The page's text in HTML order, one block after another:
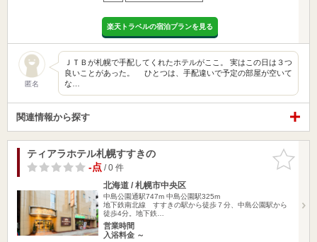
楽天トラベルの宿泊プランを見る
匿名
ＪＴＢが札幌で手配してくれたホテルがここ。 実はこの日は３つ
良いことがあった。 ひとつは、手配違いで予定の部屋が空いて
な…
関連情報から探す
お気に入
りに追加
ティアラホテル札幌すすきの
-点/ 0 件
北海道 / 札幌市中央区
中島公園通駅747m 中島公園駅325m
地下鉄南北線 すすきの駅から徒歩７分、中島公園駅から
徒歩4分。地下鉄…
営業時間
入浴料金 ～